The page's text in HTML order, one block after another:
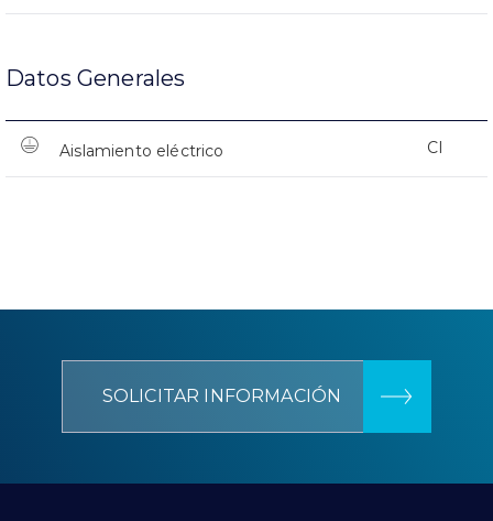
Datos Generales
Aislamiento eléctrico CI
SOLICITAR INFORMACIÓN